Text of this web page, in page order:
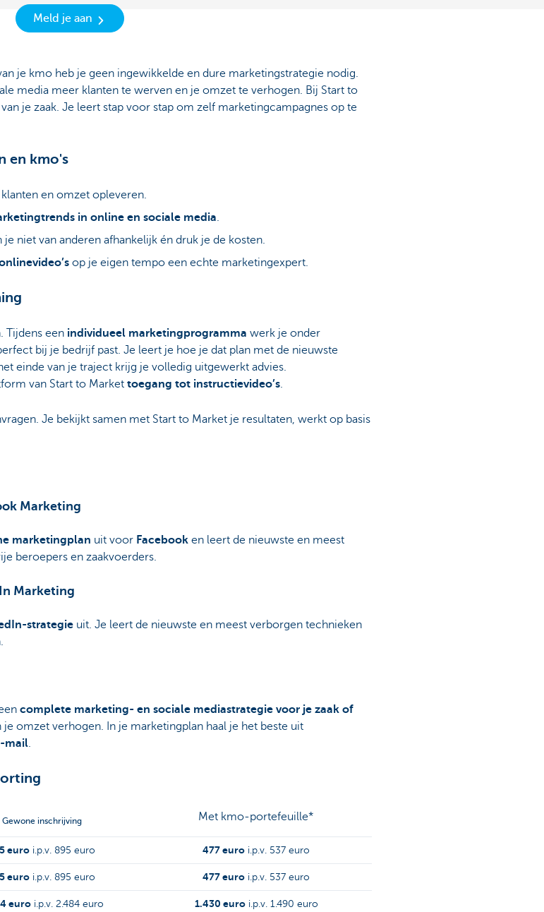
Meld je aan
je kmo heb je geen ingewikkelde en dure marketingstrategie nodig.
media meer klanten te werven en je omzet te verhogen. Bij Start to
je zaak. Je leert stap voor stap om zelf marketingcampagnes op te
en kmo's
en omzet opleveren.
in online en sociale media.
niet van anderen afhankelijk én druk je de kosten.
op je eigen tempo een echte marketingexpert.
Tijdens een individueel marketingprogramma werk je onder
bij je bedrijf past. Je leert je hoe je dat plan met de nieuwste
einde van je traject krijg je volledig uitgewerkt advies.
van Start to Market toegang tot instructievideo’s.
Je bekijkt samen met Start to Market je resultaten, werkt op basis
Marketing
marketingplan uit voor Facebook en leert de nieuwste en meest
beroepers en zaakvoerders.
Marketing
strategie uit. Je leert de nieuwste en meest verborgen technieken
complete marketing- en sociale mediastrategie voor je zaak of
omzet verhogen. In je marketingplan haal je het beste uit
mail.
Gewone inschrijving Met kmo-portefeuille*
euro i.p.v. 895 euro 477 euro i.p.v. 537 euro
euro i.p.v. 895 euro 477 euro i.p.v. 537 euro
euro i.p.v. 2.484 euro 1.430 euroi.p.v. 1.490 euro